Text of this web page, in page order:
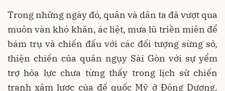
Trong những ngày đó, quân và dân ta đã vượt qua
muôn vàn khó khăn, ác liệt, mưa lũ triền miên để
bám trụ và chiến đấu với các đối tượng sừng sỏ,
thiện chiến của quân ngụy Sài Gòn với sự yểm
trợ hỏa lực chưa từng thấy trong lịch sử chiến
tranh xâm lược của đế quốc Mỹ ở Đông Dương.